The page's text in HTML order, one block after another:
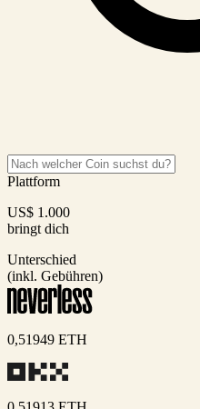
Plattform
US$ 1.000
bringt dich
Unterschied
(inkl. Gebühren)
0,51949 ETH